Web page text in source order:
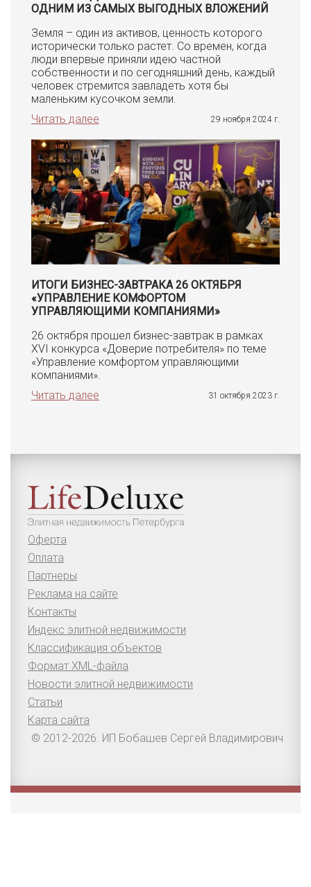
ОДНИМ ИЗ САМЫХ ВЫГОДНЫХ ВЛОЖЕНИЙ
Земля – один из активов, ценность которого
исторически только растет. Со времен, когда
люди впервые приняли идею частной
собственности и по сегодняшний день, каждый
человек стремится завладеть хотя бы
маленьким кусочком земли.
Читать далее
29 ноября 2024 г.
ИТОГИ БИЗНЕС-ЗАВТРАКА 26 ОКТЯБРЯ
«УПРАВЛЕНИЕ КОМФОРТОМ
УПРАВЛЯЮЩИМИ КОМПАНИЯМИ»
26 октября прошел бизнес-завтрак в рамках
XVI конкурса «Доверие потребителя» по теме
«Управление комфортом управляющими
компаниями».
Читать далее
31 октября 2023 г.
Оферта
Оплата
Партнеры
Реклама на сайте
Контакты
Индекс элитной недвижимости
Классификация объектов
Формат XML-файла
Новости элитной недвижимости
Статьи
Карта сайта
© 2012-2026. ИП Бобашев Сергей Владимирович